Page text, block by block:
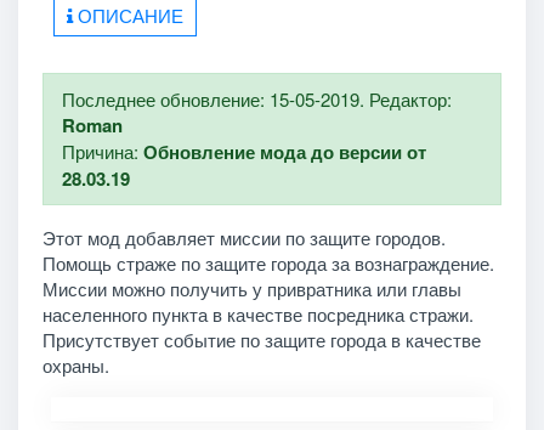
ОПИСАНИЕ
Последнее обновление: 15-05-2019. Редактор:
Roman
Причина: Обновление мода до версии от
28.03.19
Этот мод добавляет миссии по защите городов.
Помощь страже по защите города за вознаграждение.
Миссии можно получить у привратника или главы
населенного пункта в качестве посредника стражи.
Присутствует событие по защите города в качестве
охраны.